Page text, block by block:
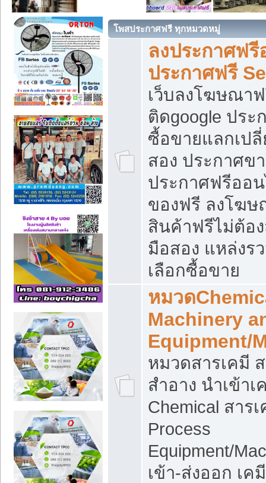
โพสประกาศฟรี ทุกหมวดหมู่
ลงประกาศฟ
ประกาศฟรี
เว็บลงโฆษณา
ติดgoogle ปร
ซื้อขายแลกเป
สอง ประกาศข
ประกาศฟรีออ
ของฟรี ลงโฆ
สินค้าฟรีไม่ต้อ
มือสอง แหล่งร
เลือกซื้อขาย
หมวด
Machinery
Equipment/
หมวดสารเคมี
สำอาง นำเข้
Chemical สาร
Process
Equipment/
เข้า-ส่งออก เ